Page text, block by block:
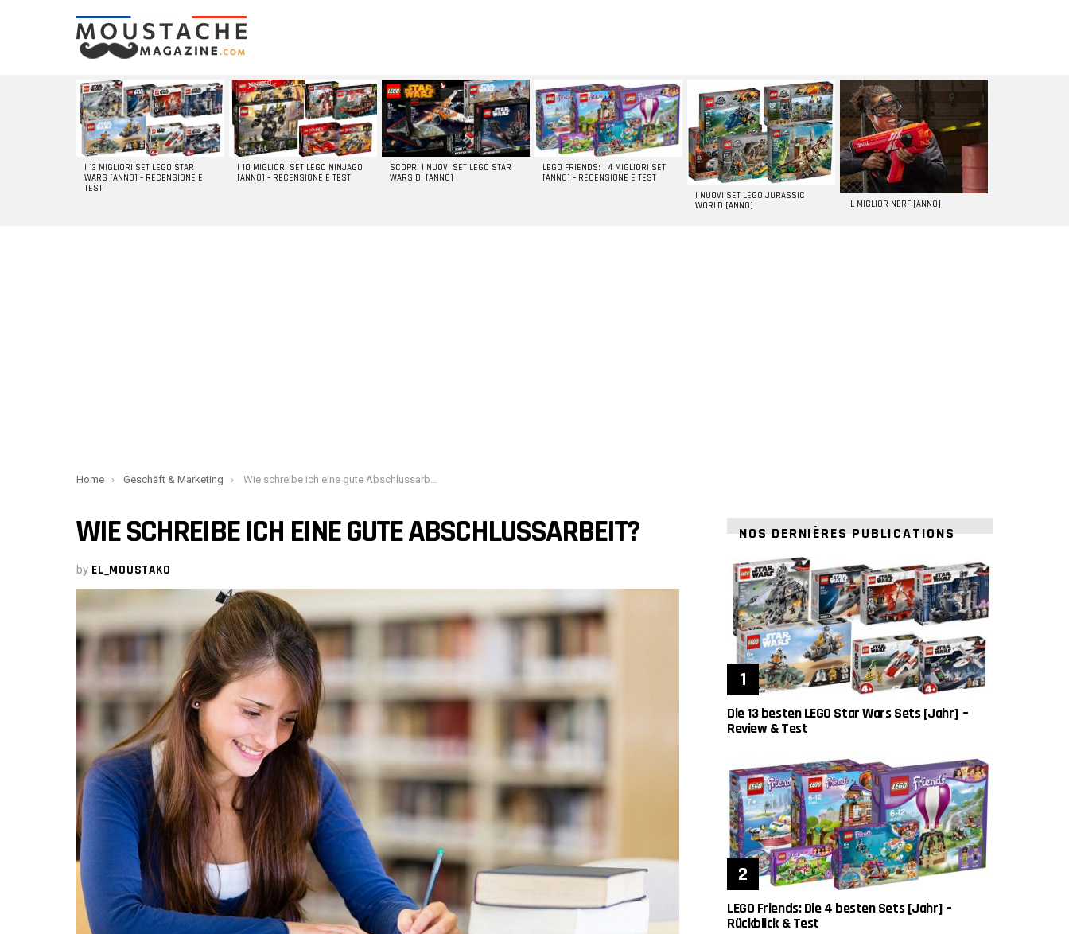
LATEST
STORIES
I 13 MIGLIORI SET LEGO STAR
WARS [ANNO] – RECENSIONE E
TEST
I 10 MIGLIORI SET LEGO NINJAGO
[ANNO] – RECENSIONE E TEST
SCOPRI I NUOVI SET LEGO STAR
WARS DI [ANNO]
LEGO FRIENDS: I 4 MIGLIORI SET
[ANNO] – RECENSIONE E TEST
I NUOVI SET LEGO JURASSIC
WORLD [ANNO]
IL MIGLIOR NERF [ANNO]
You are here:
Home Geschäft & Marketing Wie schreibe ich eine gute Abschlussarbeit?
WIE SCHREIBE ICH EINE GUTE ABSCHLUSSARBEIT?
by EL_MOUSTAKO
NOS DERNIÈRES PUBLICATIONS
Die 13 besten LEGO Star Wars Sets [Jahr] –
Review & Test
LEGO Friends: Die 4 besten Sets [Jahr] –
Rückblick & Test